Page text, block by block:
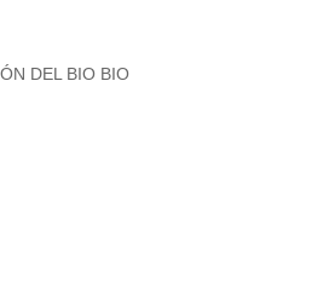
DEL BIO BIO